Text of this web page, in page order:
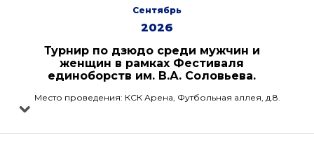
Сентябрь
2026
Турнир по дзюдо среди мужчин и
женщин в рамках Фестиваля
единоборств им. В.А. Соловьева.
Место проведения: КСК Арена, Футбольная аллея, д.8.